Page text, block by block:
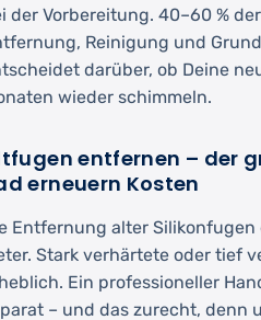
der Vorbereitung. 40–60 % der
Reinigung und
darüber, ob Deine
wieder schimmeln.
entfernen – der
erneuern Kosten
Entfernung alter
Stark verhärtete oder tief
Ein professioneller
– und das zurecht, denn